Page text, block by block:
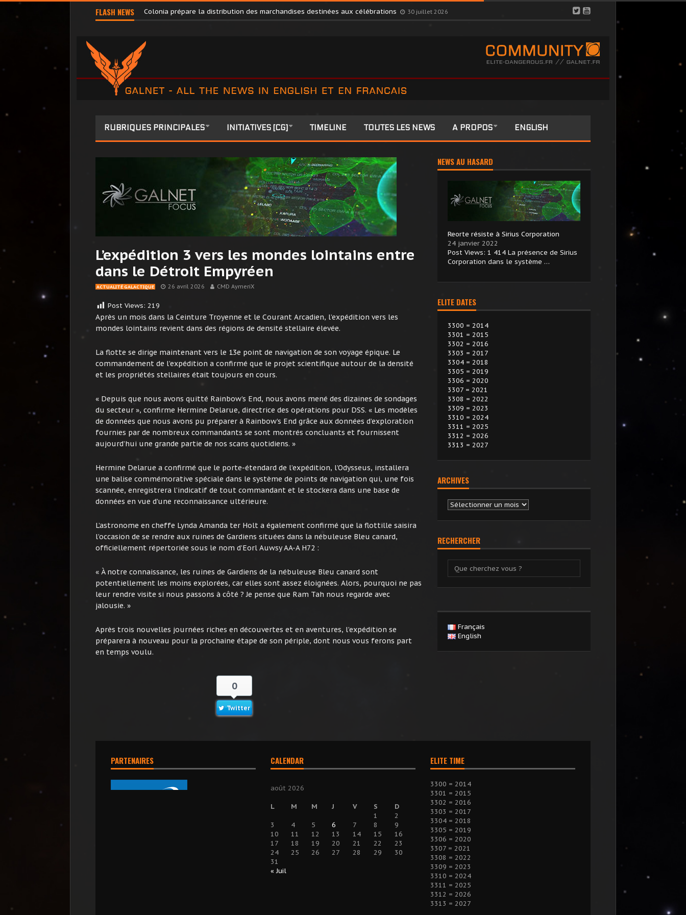
FLASH NEWS Pilots’ Federation Directs Members to Colonia 27 juillet 2026
RUBRIQUES PRINCIPALES INITIATIVES [CG] TIMELINE TOUTES LES NEWS A PROPOS ENGLISH
L’expédition 3 vers les mondes lointains entre
dans le Détroit Empyréen
ACTUALITÉ GALACTIQUE 26 avril 2026 CMD AymeriX
Post Views: 219
Après un mois dans la Ceinture Troyenne et le Courant Arcadien, l’expédition vers les
mondes lointains revient dans des régions de densité stellaire élevée.
La flotte se dirige maintenant vers le 13e point de navigation de son voyage épique. Le
commandement de l’expédition a confirmé que le projet scientifique autour de la densité
et les propriétés stellaires était toujours en cours.
« Depuis que nous avons quitté Rainbow’s End, nous avons mené des dizaines de sondages
du secteur », confirme Hermine Delarue, directrice des opérations pour DSS. « Les modèles
de données que nous avons pu préparer à Rainbow’s End grâce aux données d’exploration
fournies par de nombreux commandants se sont montrés concluants et fournissent
aujourd’hui une grande partie de nos scans quotidiens. »
Hermine Delarue a confirmé que le porte-étendard de l’expédition, l’Odysseus, installera
une balise commémorative spéciale dans le système de points de navigation qui, une fois
scannée, enregistrera l’indicatif de tout commandant et le stockera dans une base de
données en vue d’une reconnaissance ultérieure.
L’astronome en cheffe Lynda Amanda ter Holt a également confirmé que la flottille saisira
l’occasion de se rendre aux ruines de Gardiens situées dans la nébuleuse Bleu canard,
officiellement répertoriée sous le nom d’Eorl Auwsy AA-A H72 :
« À notre connaissance, les ruines de Gardiens de la nébuleuse Bleu canard sont
potentiellement les moins explorées, car elles sont assez éloignées. Alors, pourquoi ne pas
leur rendre visite si nous passons à côté ? Je pense que Ram Tah nous regarde avec
jalousie. »
Après trois nouvelles journées riches en découvertes et en aventures, l’expédition se
préparera à nouveau pour la prochaine étape de son périple, dont nous vous ferons part
en temps voulu.
0
Twitter
NEWS AU HASARD
Reorte résiste à Sirius Corporation
24 janvier 2022
Post Views: 1 414 La présence de Sirius
Corporation dans le système …
ELITE DATES
3300 = 2014
3301 = 2015
3302 = 2016
3303 = 2017
3304 = 2018
3305 = 2019
3306 = 2020
3307 = 2021
3308 = 2022
3309 = 2023
3310 = 2024
3311 = 2025
3312 = 2026
3313 = 2027
ARCHIVES
Archives
RECHERCHER
Français
English
PARTENAIRES CALENDAR
août 2026
L M M J V S
D
1
2
3
4 5 6 7 8
9
10
11 12 13 14 15
16
17
18 19 20 21 22
23
24
25 26 27 28 29
30
31
« Juil
ELITE TIME
3300 = 2014
3301 = 2015
3302 = 2016
3303 = 2017
3304 = 2018
3305 = 2019
3306 = 2020
3307 = 2021
3308 = 2022
3309 = 2023
3310 = 2024
3311 = 2025
3312 = 2026
3313 = 2027